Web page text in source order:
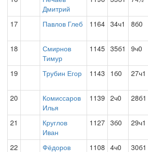
Дмитрий
17 Павлов Глеб 1164 34ч1 8б0
18
Смирнов
Тимур
1145 35б1 9ч0
19 Трубин Егор 1143 1б0 27ч1
20
Комиссаров
Илья
1139 2ч0 28б1
21
Круглов
Иван
1127 3б0 29ч1
22 Фёдоров 1108 4ч0 30б1